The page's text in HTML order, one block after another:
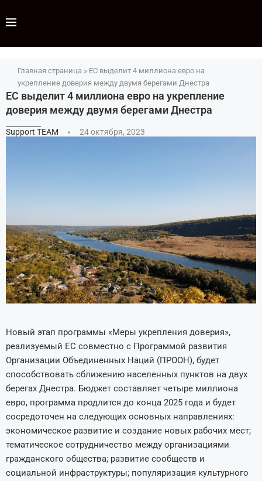
Главная страница » ЕС выделит 4 миллиона евро на
укрепление доверия между двумя берегами Днестра
ЕС выделит 4 миллиона евро на укрепление
доверия между двумя берегами Днестра
Support TEAM 24 октября, 2023
Новый этап программы «Меры укрепления доверия»,
реализуемый ЕС совместно с Программой развития
Организации Объединенных Наций (ПРООН), будет
способствовать сближению населенных пунктов на двух
берегах Днестра. Бюджет составляет четыре миллиона
евро, программа продлится до конца 2025 года и будет
сосредоточен на следующих основных направлениях:
экономическое развитие и создание новых рабочих мест;
тематическое сотрудничество между организациями
гражданского общества; развитие сообществ и
социальной инфраструктуры; популяризация культурного